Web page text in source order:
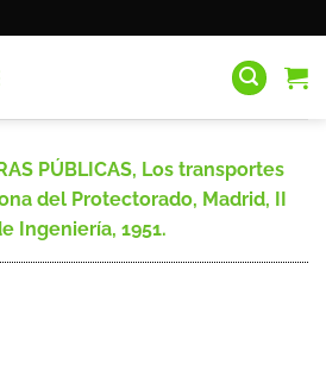
PÚBLICAS, Los transportes
del Protectorado, Madrid, II
Ingeniería, 1951.